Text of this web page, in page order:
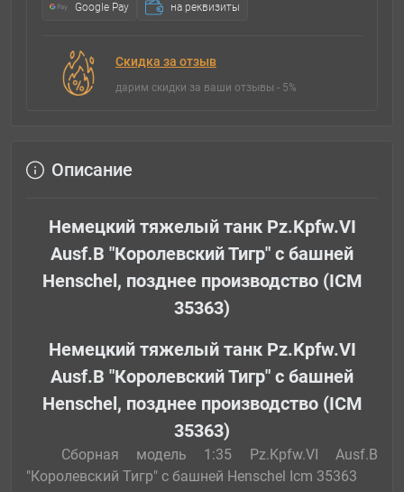
Google Pay на реквизиты
Скидка за отзыв
дарим скидки за ваши отзывы - 5%
Описание
Немецкий тяжелый танк Pz.Kpfw.VI
Ausf.B "Королевский Тигр" с башней
Henschel, позднее производство (ICM
35363)
Немецкий тяжелый танк Pz.Kpfw.VI
Ausf.B "Королевский Тигр" с башней
Henschel, позднее производство (ICM
35363)
Сборная модель 1:35 Pz.Kpfw.VI Ausf.B
"Королевский Тигр" с башней Henschel Icm 35363